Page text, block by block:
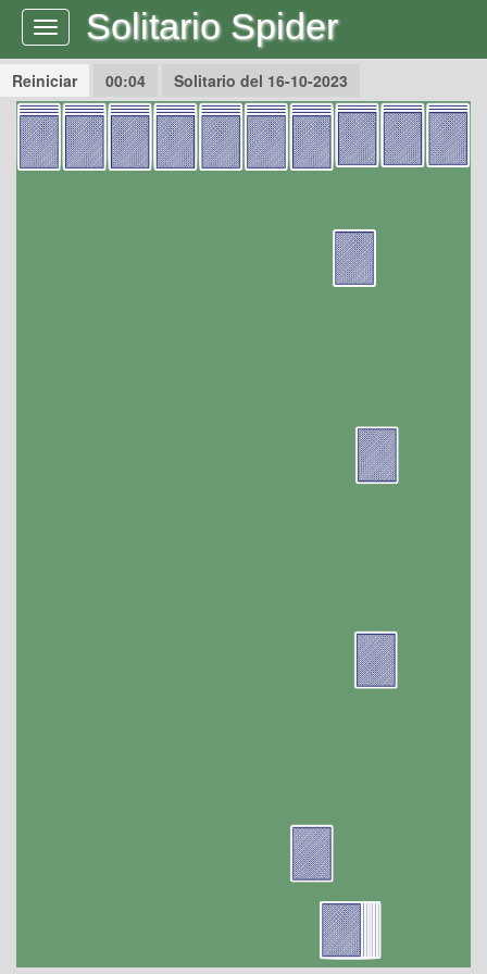
NavegaciónSolitario Spider
Reiniciar 00:04 Solitario del 16-10-2023